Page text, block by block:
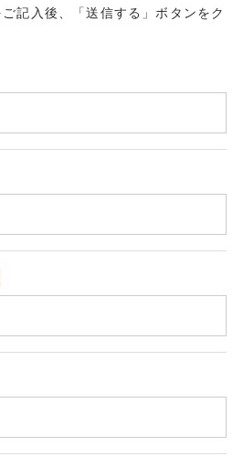
記入後、「送信する」ボタンをク